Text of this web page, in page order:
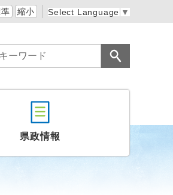
縮小 Select Language ▼
県政情報